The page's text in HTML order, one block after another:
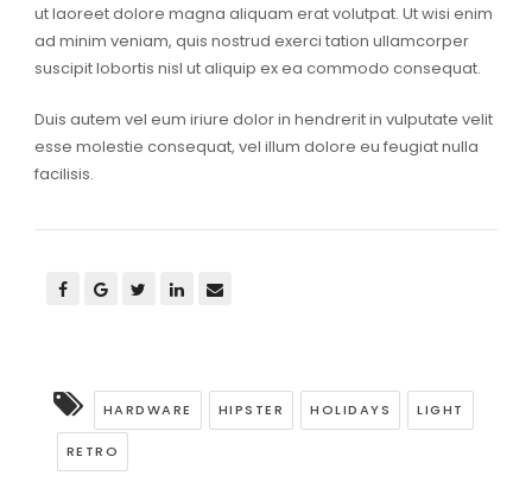
ut laoreet dolore magna aliquam erat volutpat. Ut wisi enim
ad minim veniam, quis nostrud exerci tation ullamcorper
suscipit lobortis nisl ut aliquip ex ea commodo consequat.
Duis autem vel eum iriure dolor in hendrerit in vulputate velit
esse molestie consequat, vel illum dolore eu feugiat nulla
facilisis.
HARDWARE HIPSTER HOLIDAYS LIGHT
RETRO